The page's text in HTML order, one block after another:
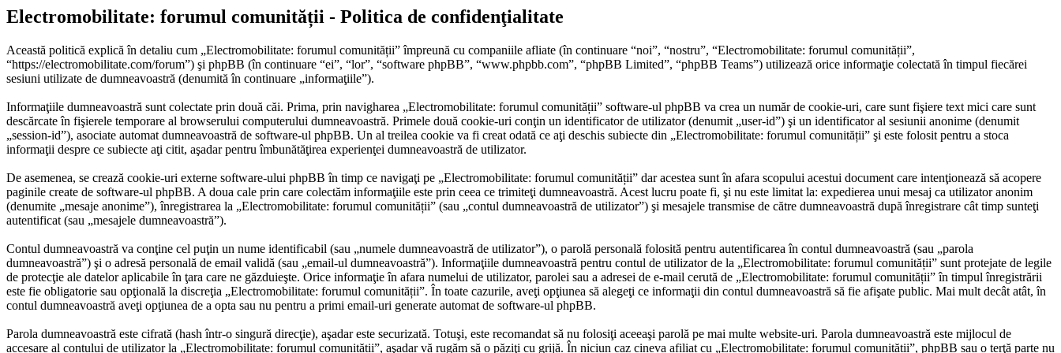
Electromobilitate: forumul comunității - Politica de confidenţialitate
Această politică explică în detaliu cum „Electromobilitate: forumul comunității” împreună cu companiile afliate (în continuare “noi”, “nostru”, “Electromobilitate: forumul comunității”,
“https://electromobilitate.com/forum”) şi phpBB (în continuare “ei”, “lor”, “software phpBB”, “www.phpbb.com”, “phpBB Limited”, “phpBB Teams”) utilizează orice informaţie colectată în timpul fiecărei
sesiuni utilizate de dumneavoastră (denumită în continuare „informaţiile”).
Informaţiile dumneavoastră sunt colectate prin două căi. Prima, prin navigharea „Electromobilitate: forumul comunității” software-ul phpBB va crea un număr de cookie-uri, care sunt fişiere text mici care sunt
descărcate în fişierele temporare al browserului computerului dumneavoastră. Primele două cookie-uri conţin un identificator de utilizator (denumit „user-id”) şi un identificator al sesiunii anonime (denumit
„session-id”), asociate automat dumneavoastră de software-ul phpBB. Un al treilea cookie va fi creat odată ce aţi deschis subiecte din „Electromobilitate: forumul comunității” şi este folosit pentru a stoca
informaţii despre ce subiecte aţi citit, aşadar pentru îmbunătăţirea experienţei dumneavoastră de utilizator.
De asemenea, se crează cookie-uri externe software-ului phpBB în timp ce navigaţi pe „Electromobilitate: forumul comunității” dar acestea sunt în afara scopului acestui document care intenţionează să acopere
paginile create de software-ul phpBB. A doua cale prin care colectăm informaţiile este prin ceea ce trimiteţi dumneavoastră. Acest lucru poate fi, şi nu este limitat la: expedierea unui mesaj ca utilizator anonim
(denumite „mesaje anonime”), înregistrarea la „Electromobilitate: forumul comunității” (sau „contul dumneavoastră de utilizator”) şi mesajele transmise de către dumneavoastră după înregistrare cât timp sunteţi
autentificat (sau „mesajele dumneavoastră”).
Contul dumneavoastră va conţine cel puţin un nume identificabil (sau „numele dumneavoastră de utilizator”), o parolă personală folosită pentru autentificarea în contul dumneavoastră (sau „parola
dumneavoastră”) şi o adresă personală de email validă (sau „email-ul dumneavoastră”). Informaţiile dumneavoastră pentru contul de utilizator de la „Electromobilitate: forumul comunității” sunt protejate de legile
de protecţie ale datelor aplicabile în ţara care ne găzduieşte. Orice informaţie în afara numelui de utilizator, parolei sau a adresei de e-mail cerută de „Electromobilitate: forumul comunității” în timpul înregistrării
este fie obligatorie sau opţională la discreţia „Electromobilitate: forumul comunității”. În toate cazurile, aveţi opţiunea să alegeţi ce informaţii din contul dumneavoastră să fie afişate public. Mai mult decât atât, în
contul dumneavoastră aveţi opţiunea de a opta sau nu pentru a primi email-uri generate automat de software-ul phpBB.
Parola dumneavoastră este cifrată (hash într-o singură direcţie), aşadar este securizată. Totuşi, este recomandat să nu folosiţi aceeaşi parolă pe mai multe website-uri. Parola dumneavoastră este mijlocul de
accesare al contului de utilizator la „Electromobilitate: forumul comunității”, aşadar vă rugăm să o păziţi cu grijă. În niciun caz cineva afiliat cu „Electromobilitate: forumul comunității”, phpBB sau o terţă parte nu